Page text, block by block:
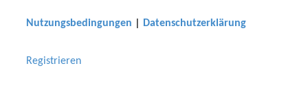
Nutzungsbedingungen Datenschutzerklärung
Registrieren